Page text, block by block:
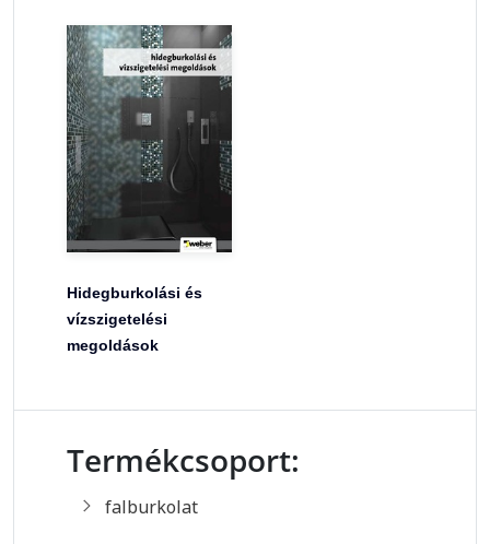
Hidegburkolási és
vízszigetelési
megoldások
Termékcsoport:
falburkolat